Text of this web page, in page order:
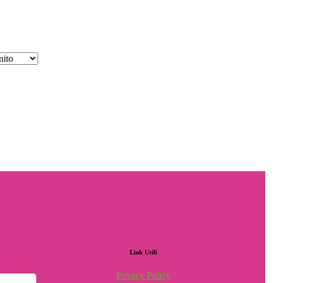
Link Utili
Privacy Policy